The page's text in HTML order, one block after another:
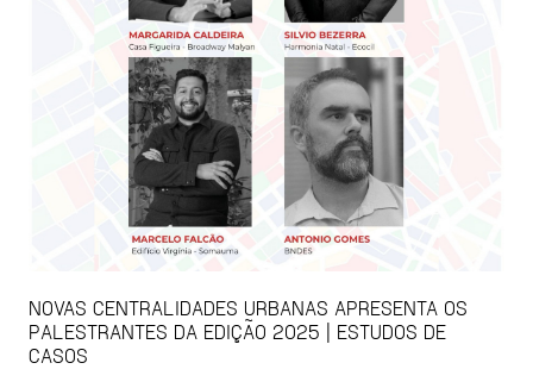
NOVAS CENTRALIDADES URBANAS APRESENTA OS
PALESTRANTES DA EDIÇÃO 2025 | ESTUDOS DE
CASOS